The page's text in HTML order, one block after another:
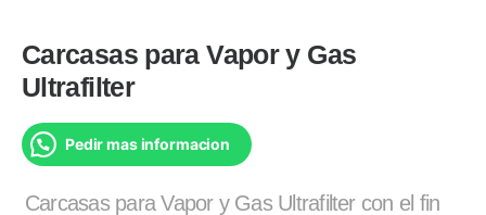
Carcasas para Vapor y Gas
Ultrafilter
Pedir mas informacion
Carcasas para Vapor y Gas Ultrafilter con el fin